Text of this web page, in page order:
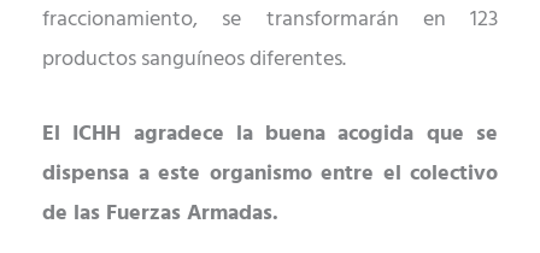
fraccionamiento, se transformarán en 123
productos sanguíneos diferentes.
El ICHH agradece la buena acogida que se
dispensa a este organismo entre el colectivo
de las Fuerzas Armadas.